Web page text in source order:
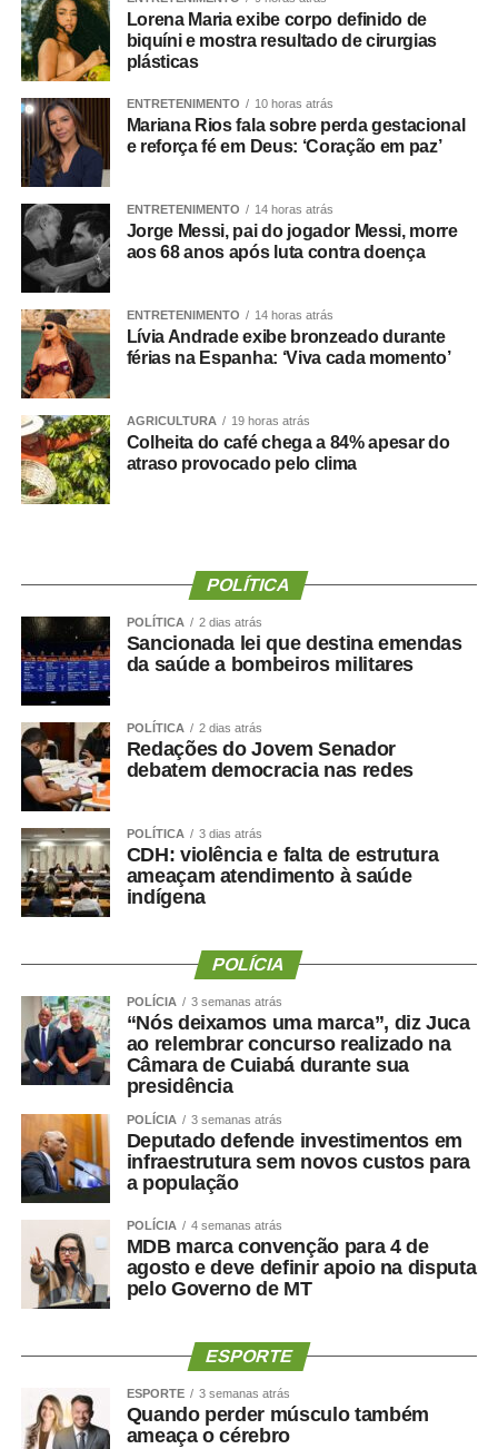
18/2021
, de autoria do deputado Guilherme Derrite (PP-
SP), a matéria foiaprovada no Senado em julho
ano, com parecer favorável do senador Nelsinho Trad
(PSD-MS).
Agência Senado (Reprodução autorizada mediante
citação da Agência Senado)
Fonte:Agência Senado
COMENTE ABAIXO:
WhatsApp
Facebook
Twitter
Messenger
LinkedIn
Share
Lorena Maria exibe corpo definido de
biquíni e mostra resultado de cirurgias
plásticas
ENTRETENIMENTO 10 horas atrás
Mariana Rios fala sobre perda gestacional
e reforça fé em Deus: ‘Coração em paz’
ENTRETENIMENTO 14 horas atrás
Jorge Messi, pai do jogador Messi, morre
aos 68 anos após luta contra doença
ENTRETENIMENTO 14 horas atrás
Lívia Andrade exibe bronzeado durante
férias na Espanha: ‘Viva cada momento’
AGRICULTURA 19 horas atrás
Colheita do café chega a 84% apesar do
atraso provocado pelo clima
POLÍTICA
POLÍTICA 2 dias atrás
Sancionada lei que destina emendas
da saúde a bombeiros militares
POLÍTICA 2 dias atrás
Redações do Jovem Senador
debatem democracia nas redes
POLÍTICA 3 dias atrás
CDH: violência e falta de estrutura
ameaçam atendimento à saúde
indígena
POLÍCIA
POLÍCIA 3 semanas atrás
“Nós deixamos uma marca”, diz Juca
ao relembrar concurso realizado na
Câmara de Cuiabá durante sua
presidência
POLÍCIA 3 semanas atrás
Deputado defende investimentos em
infraestrutura sem novos custos para
a população
POLÍCIA 4 semanas atrás
MDB marca convenção para 4 de
agosto e deve definir apoio na disputa
pelo Governo de MT
ESPORTE
ESPORTE 3 semanas atrás
Quando perder músculo também
ameaça o cérebro